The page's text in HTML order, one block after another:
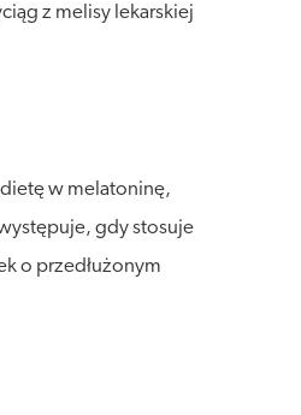
z melisy lekarskiej
w melatoninę,
gdy stosuje
o przedłużonym